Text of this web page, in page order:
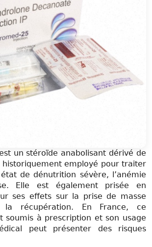
un stéroïde anabolisant dérivé de
historiquement employé pour traiter
de dénutrition sévère, l’anémie
Elle est également prisée en
ses effets sur la prise de masse
la récupération. En France, ce
soumis à prescription et son usage
peut présenter des risques